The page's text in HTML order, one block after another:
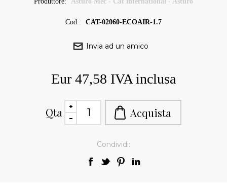
Cod.: CAT-02060-ECOAIR-1.7
Eur 47,58 IVA inclusa
Qta
Condividi: